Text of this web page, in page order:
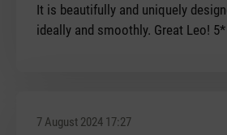
It is beautifully and uniquely
ideally and smoothly. Great Leo! 5*
7 August 2024 17:27